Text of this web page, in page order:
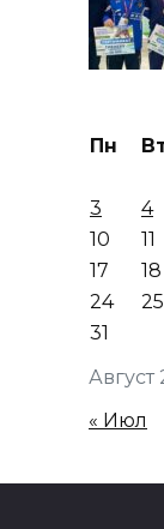
Август
Пн
3
4
10
11
17
18
24
25
31
« Июл